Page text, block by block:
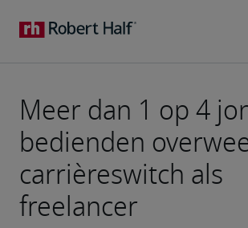
Meer dan 1 op 4
bedienden
carrièreswitch als
freelancer